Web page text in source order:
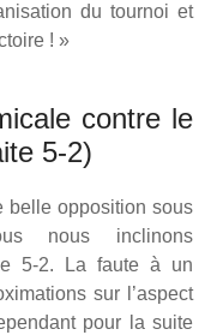
du tournoi et
! »
contre le
5-2)
belle opposition sous
nous inclinons
5-2. La faute à un
sur l’aspect
pour la suite